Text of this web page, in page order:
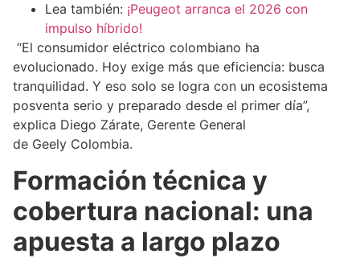
Lea también: ¡Peugeot arranca el 2026 con
impulso híbrido!
“El consumidor eléctrico colombiano ha
evolucionado. Hoy exige más que eficiencia: busca
tranquilidad. Y eso solo se logra con un ecosistema
posventa serio y preparado desde el primer día”,
explica Diego Zárate, Gerente General
de Geely Colombia.
Formación técnica y
cobertura nacional: una
apuesta a largo plazo